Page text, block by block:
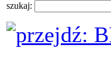
szukaj: